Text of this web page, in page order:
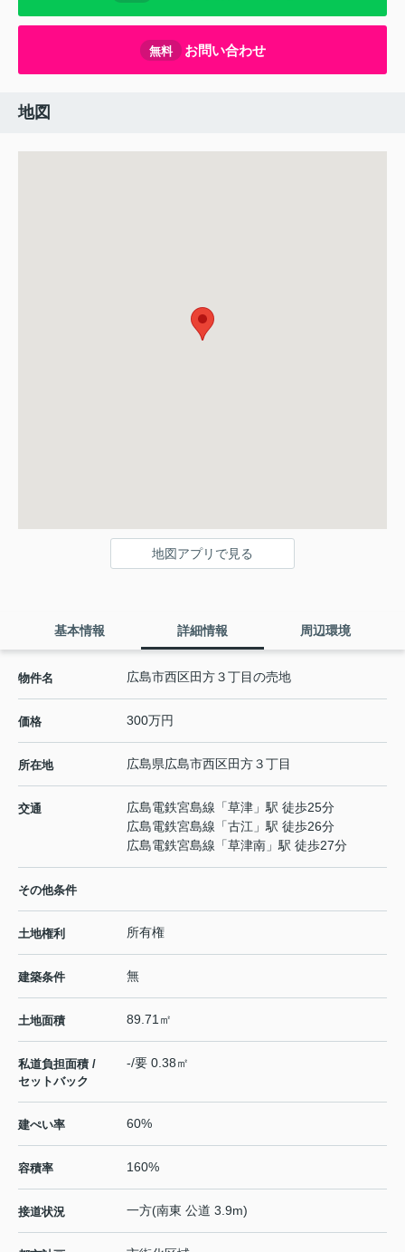
無料 お問い合わせ
地図
地図アプリで見る
基本情報 詳細情報 周辺環境
物件名 広島市西区田方３丁目の売地
価格 300万円
所在地 広島県広島市西区田方３丁目
交通 広島電鉄宮島線 「草津 」駅 徒歩25分
広島電鉄宮島線 「古江 」駅 徒歩26分
広島電鉄宮島線 「草津南 」駅 徒歩27分
その他条件
土地権利 所有権
建築条件 無
土地面積 89.71㎡
私道負担面積 /
セットバック
-/要 0.38㎡
建ぺい率 60%
容積率 160%
接道状況 一方(南東 公道 3.9m)